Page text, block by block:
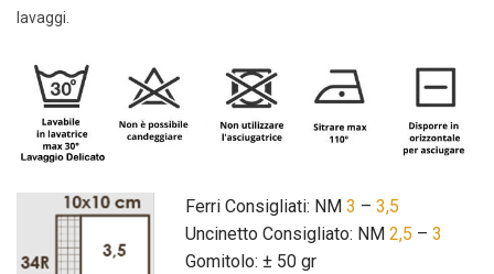
lavaggi.
Ferri Consigliati: NM 3 – 3,5
Uncinetto Consigliato: NM 2,5 – 3
Gomitolo: ± 50 gr